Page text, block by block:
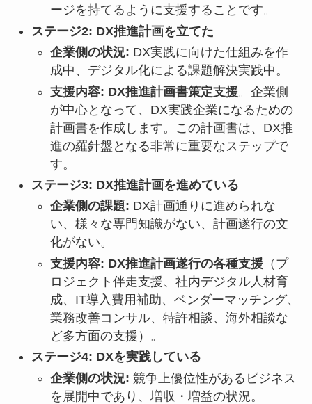
ージを持てるように支援することです。
ステージ2: DX推進計画を立てた
企業側の状況: DX実践に向けた仕組みを作
成中、デジタル化による課題解決実践中。
支援内容: DX推進計画書策定支援。企業側
が中心となって、DX実践企業になるための
計画書を作成します。この計画書は、DX推
進の羅針盤となる非常に重要なステップで
す。
ステージ3: DX推進計画を進めている
企業側の課題: DX計画通りに進められな
い、様々な専門知識がない、計画遂行の文
化がない。
支援内容: DX推進計画遂行の各種支援 （プ
ロジェクト伴走支援、社内デジタル人材育
成、IT導入費用補助、ベンダーマッチング、
業務改善コンサル、特許相談、海外相談な
ど多方面の支援）。
ステージ4: DXを実践している
企業側の状況: 競争上優位性があるビジネス
を展開中であり、増収・増益の状況。